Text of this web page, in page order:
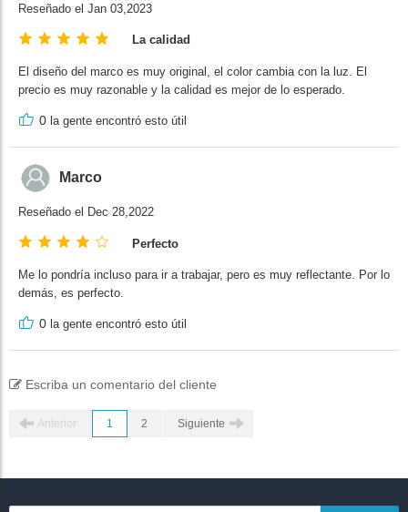
Reseñado el Jan 03,2023
La calidad
El diseño del marco es muy original, el color cambia con la luz. El
precio es muy razonable y la calidad es mejor de lo esperado.
0 la gente encontró esto útil
Marco
Reseñado el Dec 28,2022
Perfecto
Me lo pondría incluso para ir a trabajar, pero es muy reflectante. Por lo
demás, es perfecto.
0 la gente encontró esto útil
Escriba un comentario del cliente
Anterior 1 2 Siguiente